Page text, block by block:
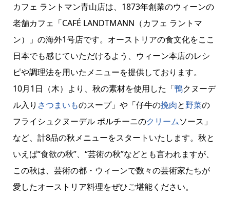
カフェ ラントマン青山店は、1873年創業のウィーンの
老舗カフェ「CAFÉ LANDTMANN（カフェ ラントマ
ン）」の海外1号店です。オーストリアの食文化をここ
日本でも感じていただけるよう、ウィーン本店のレシ
ピや調理法を用いたメニューを提供しております。
10月1日（木）より、秋の素材を使用した「鴨クヌーデ
ル入り さつまいものスープ」や「仔牛の挽肉と野菜の
フライシュクヌーデル ポルチーニのクリームソース」
など、計8品の秋メニューをスタートいたします。秋と
いえば“食欲の秋”、“芸術の秋”などとも言われますが、
この秋は、芸術の都・ウィーンで数々の芸術家たちが
愛したオーストリア料理をぜひご堪能ください。